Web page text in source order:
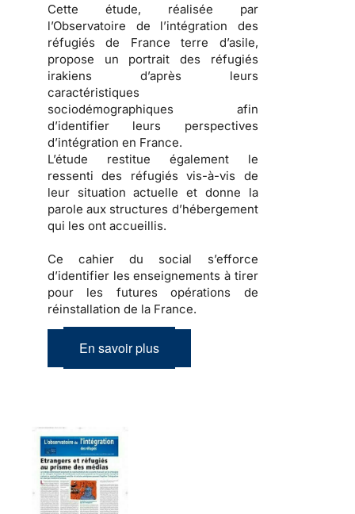
Cette étude, réalisée par
l’Observatoire de l’intégration des
réfugiés de France terre d’asile,
propose un portrait des réfugiés
irakiens d’après leurs
caractéristiques
sociodémographiques afin
d’identifier leurs perspectives
d’intégration en France.
L’étude restitue égalementle
ressenti des réfugiés vis-à-vis de
leur situation actuelle et donne la
parole aux structures d’hébergement
qui les ont accueillis.
Ce cahier du social s’efforce
d’identifier les enseignements à tirer
pour les futures opérations de
réinstallation de la France.
En savoir plus